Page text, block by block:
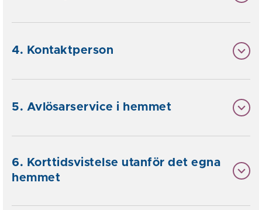
4. Kontaktperson
5. Avlösarservice i hemmet
6. Korttidsvistelse utanför det egna
hemmet